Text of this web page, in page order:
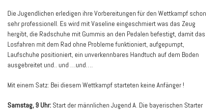
Die Jugendlichen erledigen ihre Vorbereitungen für den Wettkampf schon
sehr professionell. Es wird mit Vaseline eingeschmiert was das Zeug
hergibt, die Radschuhe mit Gummis an den Pedalen befestigt, damit das
Losfahren mit dem Rad ohne Probleme funktioniert, aufgepumpt,
Laufschuhe positioniert, ein unverkennbares Handtuch auf dem Boden
ausgebreitet und.. und …und….
Mit einem Satz: Bei diesem Wettkampf starteten keine Anfänger !
Samstag, 9 Uhr: Start der männlichen Jugend A. Die bayerischen Starter